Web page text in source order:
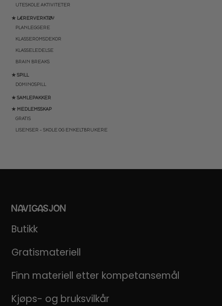
UTESKOLE AKTIVITETER
★ LÆRERVERKTØY
PLANLEGGERE
KLASSEROMSDEKOR
KLASSELEDELSE
BRAIN BREAKS
★ SPILL
DOMINOSPILL
★ SAMLEPAKKER
★ MEDLEMSSKAP
GRATIS
LISENSER – SKOLE OG ENKELTBRUKERE
NAVIGASJON
Butikk
Gratismateriell
Finn materiell etter kompetansemål
Kjøps- og bruksvilkår